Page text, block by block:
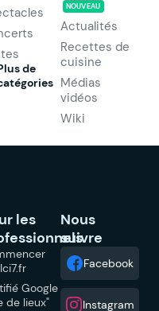
de
NOUVEAU
Actualités
Recettes de
cuisine
Médias
vidéos
Wiki
les
Google
de lieux"
Nous
suivre
Facebook
Instagram